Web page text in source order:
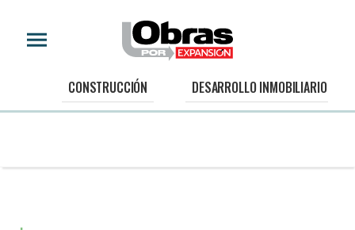
CONSTRUCCIÓN DESARROLLO INMOBILIARIO